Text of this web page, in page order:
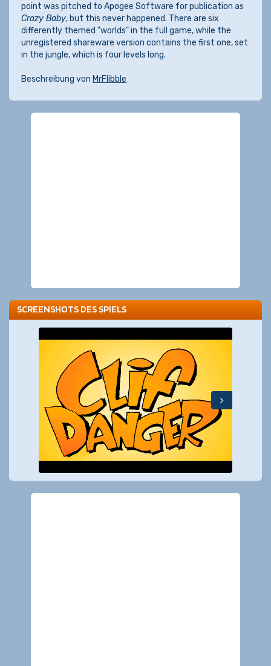
point was pitched to Apogee Software for publication as
Crazy Baby, but this never happened. There are six
differently themed "worlds" in the full game, while the
unregistered shareware version contains the first one, set
in the jungle, which is four levels long.
Beschreibung von MrFlibble
SCREENSHOTS DES SPIELS